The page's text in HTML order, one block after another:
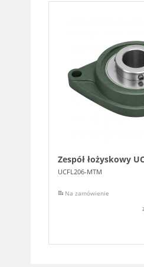
Zespół łożyskowy
UCFL206-MTM
Na zamówienie